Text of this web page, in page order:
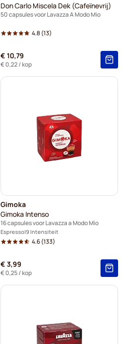
Don Carlo Miscela Dek (Cafeïnevrij)
50 capsules voor Lavazza A Modo Mio
4.8(13)
€ 10,79
€ 0,22/ kop
Gimoka
Gimoka Intenso
16 capsules voor Lavazza a Modo Mio
Espresso 9 Intensiteit
4.6(133)
€ 3,99
€ 0,25/ kop